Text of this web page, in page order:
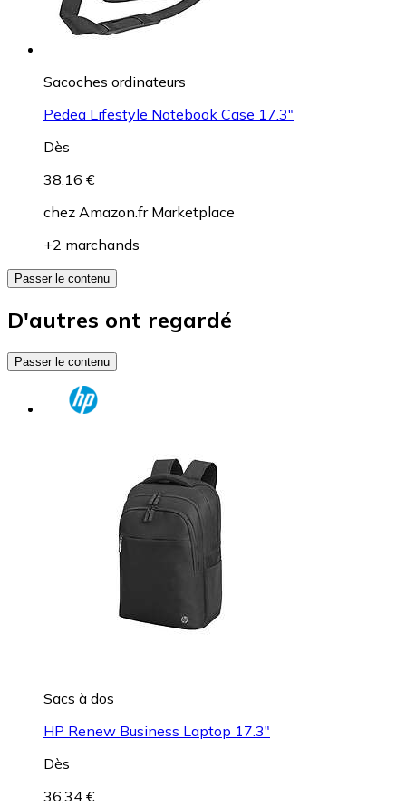
Sacoches ordinateurs
Pedea Lifestyle Notebook Case 17.3"
Dès
38,16 €
chez Amazon.fr Marketplace
+2 marchands
Passer le contenu
D'autres ont regardé
Passer le contenu
Sacs à dos
HP Renew Business Laptop 17.3"
Dès
36,34 €